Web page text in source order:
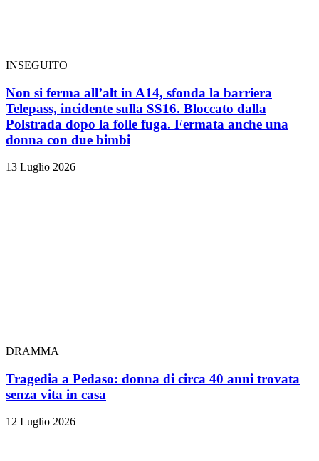
INSEGUITO
Non si ferma all’alt in A14, sfonda la barriera
Telepass, incidente sulla SS16. Bloccato dalla
Polstrada dopo la folle fuga. Fermata anche una
donna con due bimbi
13 Luglio 2026
DRAMMA
Tragedia a Pedaso: donna di circa 40 anni trovata
senza vita in casa
12 Luglio 2026